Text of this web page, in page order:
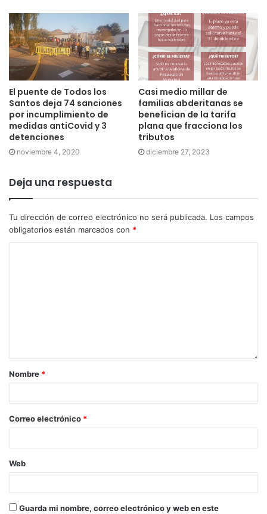
El puente de Todos los
Santos deja 74 sanciones
por incumplimiento de
medidas antiCovid y 3
detenciones
noviembre 4, 2020
Casi medio millar de
familias abderitanas se
benefician de la tarifa
plana que fracciona los
tributos
diciembre 27, 2023
Deja una respuesta
Tu dirección de correo electrónico no será publicada. Los campos
obligatorios están marcados con *
Nombre *
Correo electrónico *
Web
Guarda mi nombre, correo electrónico y web en este